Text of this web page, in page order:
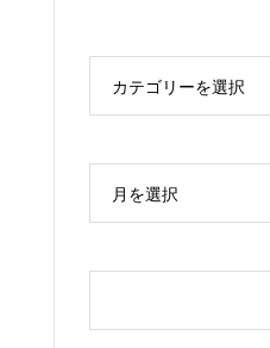
カテゴリーを選択
月を選択